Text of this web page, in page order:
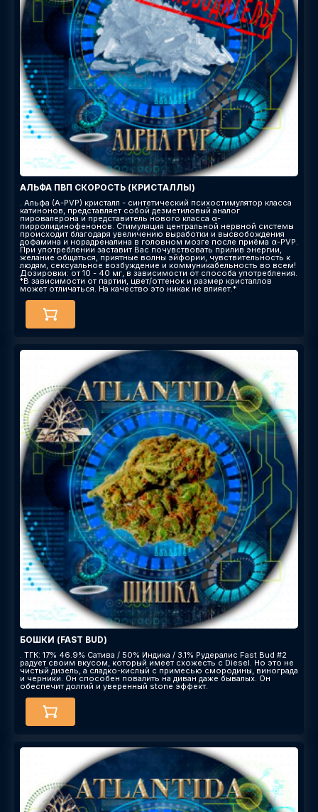
АЛЬФА ПВП СКОРОСТЬ (КРИСТАЛЛЫ)
. Альфа (A-PVP) кристалл - синтетический психостимулятор класса
катинонов, представляет собой дезметиловый аналог
пировалерона и представитель нового класса α-
пирролидинофенонов. Стимуляция центральной нервной системы
происходит благодаря увеличению выработки и высвобождения
дофамина и норадреналина в головном мозге после приёма α-PVP.
При употреблении заставит Вас почувствовать прилив энергии,
желание общаться, приятные волны эйфории, чувствительность к
людям, сексуальное возбуждение и коммуникабельность во всем!
Дозировки: от 10 - 40 мг, в зависимости от способа употребления.
*В зависимости от партии, цвет/оттенок и размер кристаллов
может отличаться. На качество это никак не влияет.*
БОШКИ (FAST BUD)
. ТГК: 17% 46.9% Сатива / 50% Индика / 3.1% Рудералис Fast Bud #2
радует своим вкусом, который имеет схожесть с Diesel. Но это не
чистый дизель, а сладко-кислый с примесью смородины, винограда
и черники. Он способен повалить на диван даже бывалых. Он
обеспечит долгий и уверенный stone эффект.